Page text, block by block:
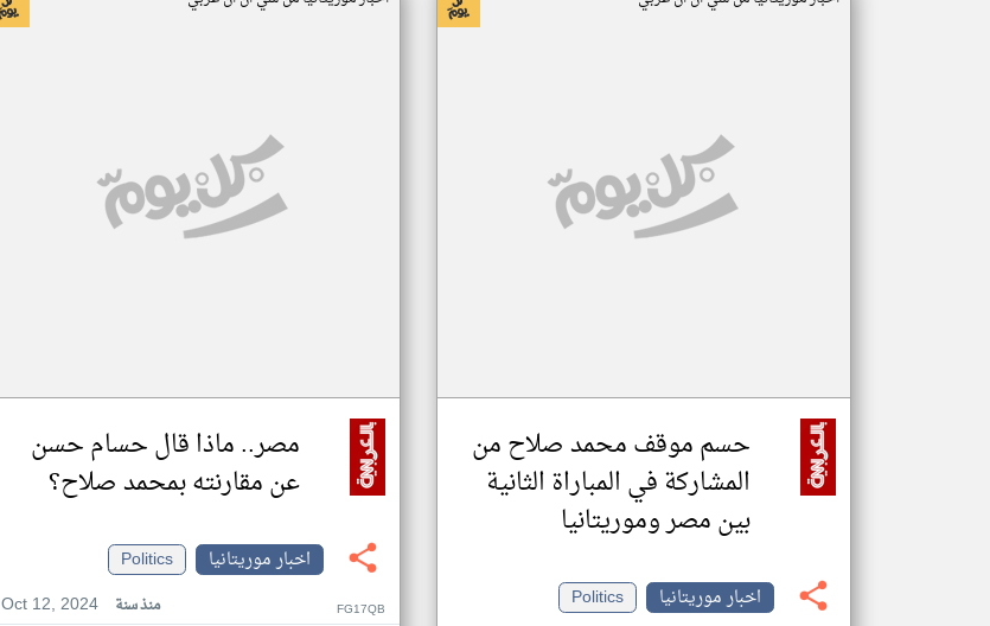
حسم موقف محمد صلاح من
المشاركة في المباراة الثانية
بين مصر وموريتانيا
اخبار موريتانيا
Politics
مصر.. ماذا قال حسام حسن
عن مقارنته بمحمد صلاح؟
اخبار موريتانيا
Politics
Oct 12, 2024
منذ سنة FG17QB